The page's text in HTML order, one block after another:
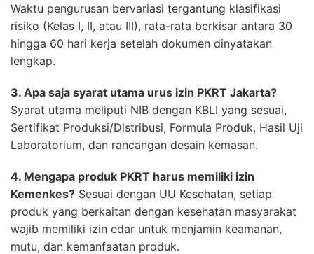
Waktu pengurusan bervariasi tergantung klasifikasi
risiko (Kelas I, II, atau III), rata-rata berkisar antara 30
hingga 60 hari kerja setelah dokumen dinyatakan
lengkap.
3. Apa saja syarat utama urus izin PKRT Jakarta?
Syarat utama meliputi NIB dengan KBLI yang sesuai,
Sertifikat Produksi/Distribusi, Formula Produk, Hasil Uji
Laboratorium, dan rancangan desain kemasan.
4. Mengapa produk PKRT harus memiliki izin
Kemenkes? Sesuai dengan UU Kesehatan, setiap
produk yang berkaitan dengan kesehatan masyarakat
wajib memiliki izin edar untuk menjamin keamanan,
mutu, dan kemanfaatan produk.